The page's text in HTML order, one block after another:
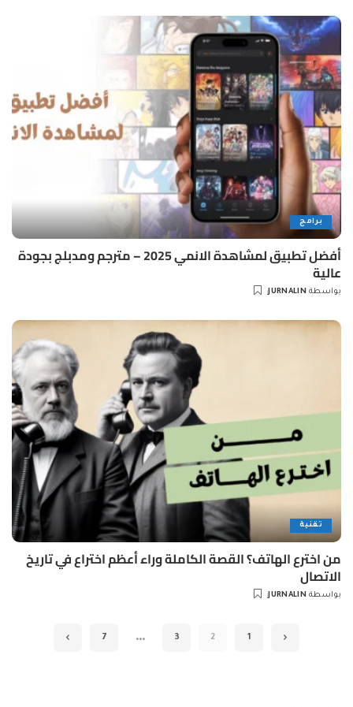
برامج
أفضل تطبيق لمشاهدة الانمي 2025 – مترجم ومدبلج بجودة
عالية
بواسطة JURNALIN
تقنية
من اخترع الهاتف؟ القصة الكاملة وراء أعظم اختراع في تاريخ
الاتصال
بواسطة JURNALIN
1
2
3
…
7